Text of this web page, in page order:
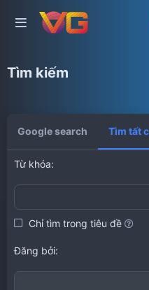
Tìm kiếm
Google search Tìm tất
Từ khóa
Chỉ tìm trong tiêu đề
Đăng bởi